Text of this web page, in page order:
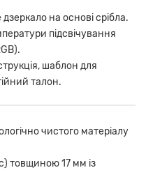
на основі срібла.
підсвічування
шаблон для
талон.
чистого матеріалу
товщиною 17 мм із